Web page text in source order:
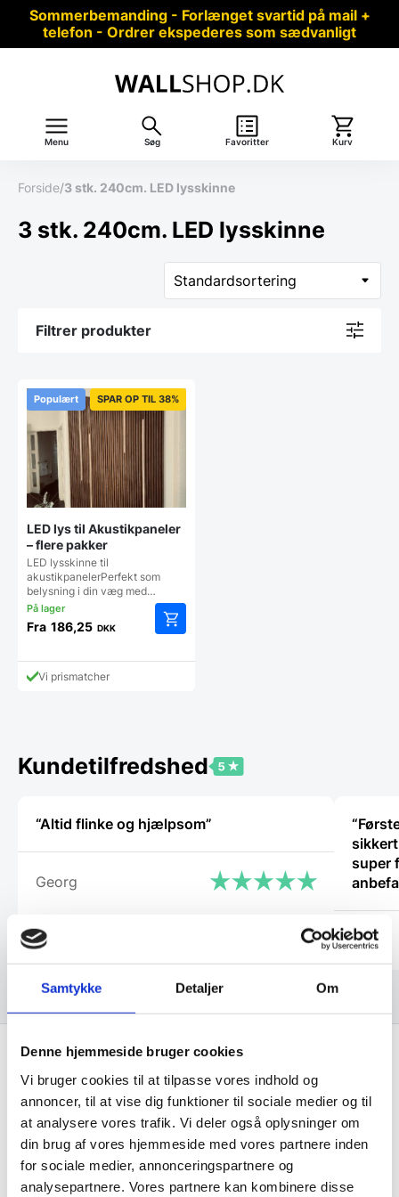
Samtykke Detaljer Om
Denne hjemmeside bruger cookies
Vi bruger cookies til at tilpasse vores indhold og
annoncer, til at vise dig funktioner til sociale medier og til
at analysere vores trafik. Vi deler også oplysninger om
din brug af vores hjemmeside med vores partnere inden
for sociale medier, annonceringspartnere og
analysepartnere. Vores partnere kan kombinere disse
Sommerbemanding - Forlænget svartid på mail +
telefon - Ordrer ekspederes som sædvanligt
Menu Søg Favoritter Kurv
Forside/3 stk. 240cm. LED lysskinne
3 stk. 240cm. LED lysskinne
Filtrer produkter
Populært SPAR OP TIL 38%
LED lys til Akustikpaneler
– flere pakker
LED lysskinne til
akustikpanelerPerfekt som
belysning i din væg med…
Fra 186,25 DKK
vare
vælges
på
Vi prismatcher
Kundetilfredshed
“Altid flinke og hjælpsom”
Georg
super
Ole
Få de bedste tilbud først!
Husk at tilmelde dig vores nyhedsbrev og vær først
til de bedste tilbud. Og bare rolig, vi spammer dig
ikke, men sender kun relevante tilbud og